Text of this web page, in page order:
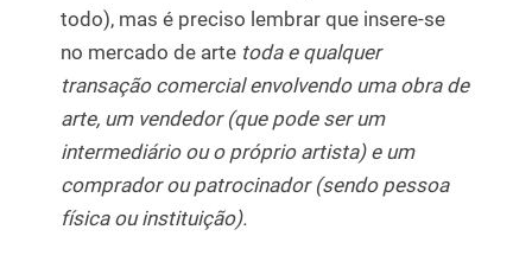
todo), mas é preciso lembrar que insere-se
no mercado de arte toda e qualquer
transação comercial envolvendo uma obra de
arte, um vendedor (que pode ser um
intermediário ou o próprio artista) e um
comprador ou patrocinador (sendo pessoa
física ou instituição).